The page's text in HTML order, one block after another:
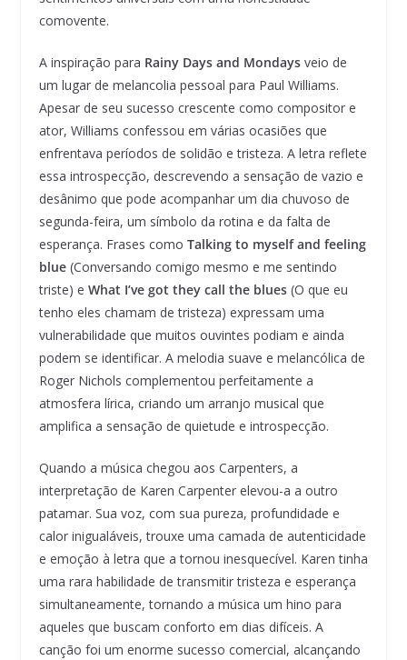
comovente.
A inspiração para Rainy Days and Mondaysveio de
um lugar de melancolia pessoal para Paul Williams.
Apesar de seu sucesso crescente como compositor e
ator, Williams confessou em várias ocasiões que
enfrentava períodos de solidão e tristeza. A letra reflete
essa introspecção, descrevendo a sensação de vazio e
desânimo que pode acompanhar um dia chuvoso de
segunda-feira, um símbolo da rotina e da falta de
esperança. Frases como Talking to myself and feeling
blue(Conversando comigo mesmo e me sentindo
triste) e What I’ve got they call the blues(O que eu
tenho eles chamam de tristeza) expressam uma
vulnerabilidade que muitos ouvintes podiam e ainda
podem se identificar. A melodia suave e melancólica de
Roger Nichols complementou perfeitamente a
atmosfera lírica, criando um arranjo musical que
amplifica a sensação de quietude e introspecção.
Quando a música chegou aos Carpenters, a
interpretação de Karen Carpenter elevou-a a outro
patamar. Sua voz, com sua pureza, profundidade e
calor inigualáveis, trouxe uma camada de autenticidade
e emoção à letra que a tornou inesquecível. Karen tinha
uma rara habilidade de transmitir tristeza e esperança
simultaneamente, tornando a música um hino para
aqueles que buscam conforto em dias difíceis. A
canção foi um enorme sucesso comercial, alcançando